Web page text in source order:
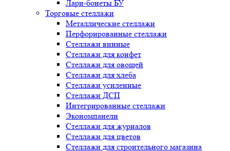
Лари-бонеты БУ
Торговые стеллажи
Металлические стеллажи
Перфорированные стеллажи
Стеллажи винные
Стеллажи для конфет
Стеллажи для овощей
Стеллажи для хлеба
Стеллажи усиленные
Стеллажи ДСП
Интегрированные стеллажи
Экономпанели
Стеллажи для журналов
Стеллажи для цветов
Стеллажи для строительного магазина